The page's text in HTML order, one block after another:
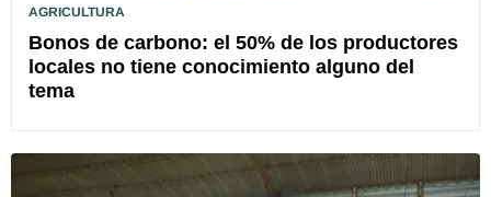
AGRICULTURA
Bonos de carbono: el 50% de los productores
locales no tiene conocimiento alguno del
tema